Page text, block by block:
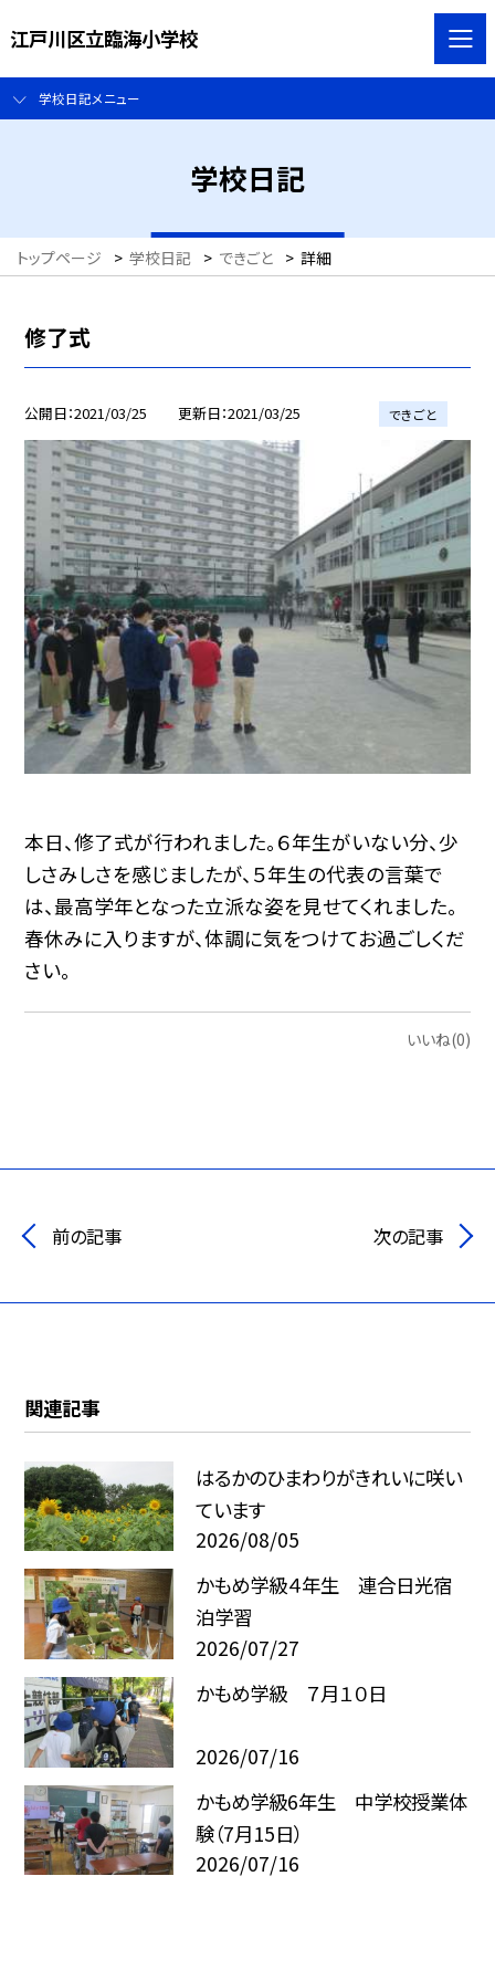
江戸川区立臨海小学校
学校日記メニュー
学校日記
トップページ > 学校日記 > できごと > 詳細
修了式
公開日 2021/03/25 更新日 2021/03/25 できごと
本日、修了式が行われました。６年生がいない分、少
しさみしさを感じましたが、５年生の代表の言葉で
は、最高学年となった立派な姿を見せてくれました。
春休みに入りますが、体調に気をつけてお過ごしくだ
さい。
いいね(0)
前の記事 次の記事
関連記事
はるかのひまわりがきれいに咲い
ています
2026/08/05
かもめ学級４年生 連合日光宿
泊学習
2026/07/27
かもめ学級 ７月１０日
2026/07/16
かもめ学級6年生 中学校授業体
験（7月15日）
2026/07/16